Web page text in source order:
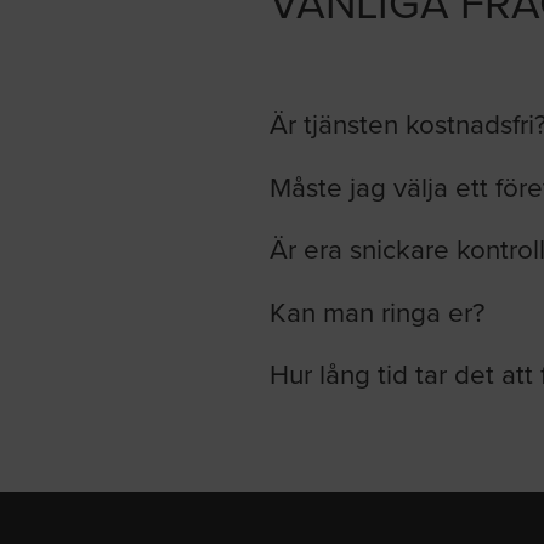
Är tjänsten
Måste jag välja ett
Är era snickare
Kan man ringa er?
Hur lång tid tar det att